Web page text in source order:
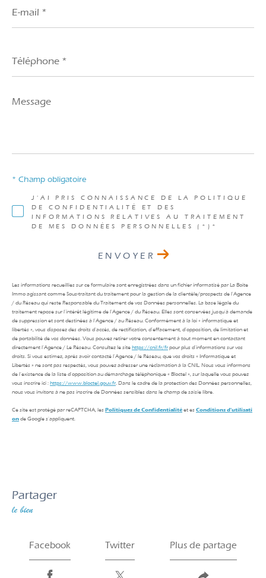
mail
*
*
Message
*
J'AI PRIS CONNAISSANCE DE LA POLITIQUE
DE CONFIDENTIALITÉ ET DES
INFORMATIONS RELATIVES AU TRAITEMENT
DE MES DONNÉES PERSONNELLES (*)*
* Champ obligatoire
ENVOYER
Les informations recueillies sur ce formulaire sont enregistrées dans un fichier informatisé par La Boite
Immo agissant comme Sous-traitant du traitement pour la gestion de la clientèle/prospects de l'Agence
/ du Réseau qui reste Responsable du Traitement de vos Données personnelles. La base légale du
traitement repose sur l'intérêt légitime de l'Agence / du Réseau. Elles sont conservées jusqu'à demande
de suppression et sont destinées à l'Agence / au Réseau. Conformément à la loi « informatique et
libertés », vous disposez des droits d’accès, de rectification, d’effacement, d’opposition, de limitation et
de portabilité de vos données. Vous pouvez retirer votre consentement à tout moment en contactant
directement l’Agence / Le Réseau. Consultez le site https://cnil.fr/fr pour plus d’informations sur vos
droits. Si vous estimez, après avoir contacté l'Agence / le Réseau, que vos droits « Informatique et
Libertés » ne sont pas respectés, vous pouvez adresser une réclamation à la CNIL. Nous vous informons
de l’existence de la liste d'opposition au démarchage téléphonique « Bloctel », sur laquelle vous pouvez
vous inscrire ici : https://www.bloctel.gouv.fr. Dans le cadre de la protection des Données personnelles,
nous vous invitons à ne pas inscrire de Données sensibles dans le champ de saisie libre.
Ce site est protégé par reCAPTCHA, les Politiques de Confidentialité et es Conditions d'utilisati
on de Google s'appliquent.
partager
le bien
Facebook Twitter Plus de partage